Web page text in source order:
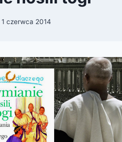
1 czerwca 2014